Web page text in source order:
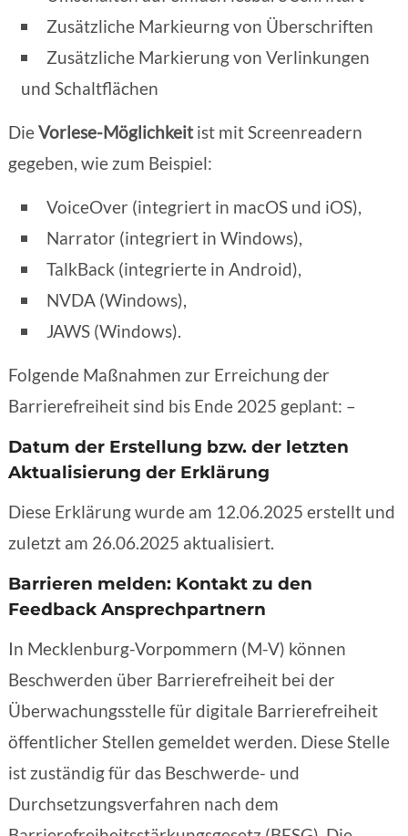
Zusätzliche Markieurng von Überschriften
Zusätzliche Markierung von Verlinkungen
und Schaltflächen
DieVorlese-Möglichkeitist mit Screenreadern
gegeben, wie zum Beispiel:
VoiceOver (integriert in macOS und iOS),
Narrator (integriert in Windows),
TalkBack (integrierte in Android),
NVDA (Windows),
JAWS (Windows).
Folgende Maßnahmen zur Erreichung der
Barrierefreiheit sind bis Ende 2025 geplant: –
Datum der Erstellung bzw. der letzten
Aktualisierung der Erklärung
Diese Erklärung wurde am 12.06.2025 erstellt und
zuletzt am 26.06.2025 aktualisiert.
Barrieren melden: Kontakt zu den
Feedback Ansprechpartnern
In Mecklenburg-Vorpommern (M-V) können
Beschwerden über Barrierefreiheit bei der
Überwachungsstelle für digitale Barrierefreiheit
öffentlicher Stellen gemeldet werden. Diese Stelle
ist zuständig für das Beschwerde- und
Durchsetzungsverfahren nach dem